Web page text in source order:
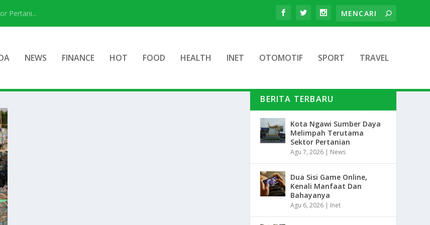
Pertani...
NEWS FINANCE HOT FOOD HEALTH INET OTOMOTIF SPORT TRAVEL
BERITA TERBARU
Kota Ngawi Sumber Daya
Melimpah Terutama
Sektor Pertanian
Agu 7, 2026 | News
Dua Sisi Game Online,
Kenali Manfaat Dan
Bahayanya
Agu 6, 2026 | Inet